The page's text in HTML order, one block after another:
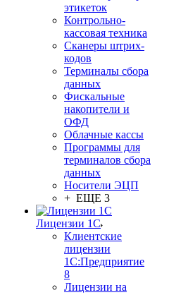
этикеток
Контрольно-
кассовая техника
Сканеры штрих-
кодов
Терминалы сбора
данных
Фискальные
накопители и
ОФД
Облачные кассы
Программы для
терминалов сбора
данных
Носители ЭЦП
+ ЕЩЕ 3
Лицензии 1С
Клиентские
лицензии
1С:Предприятие
8
Лицензии на